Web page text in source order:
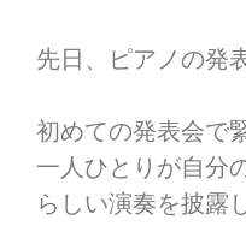
先日、ピアノの発
初めての発表会で
一人ひとりが自分
らしい演奏を披露